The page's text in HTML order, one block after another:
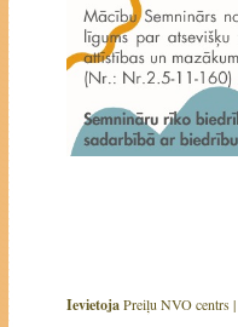
IevietojaPreiļu NVO centrs |